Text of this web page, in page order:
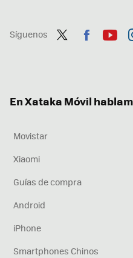
Síguenos
En Xataka Móvil
Movistar
Xiaomi
Guías de compra
Android
iPhone
Smartphones Chinos